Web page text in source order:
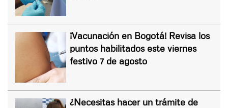
¡Vacunación en Bogotá! Revisa los
puntos habilitados este viernes
festivo 7 de agosto
¿Necesitas hacer un trámite de